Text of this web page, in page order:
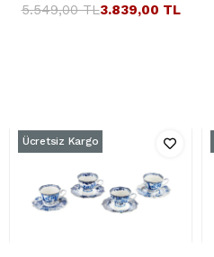
3.839,00 TL
5.549,00 TL
Ücretsiz Kargo